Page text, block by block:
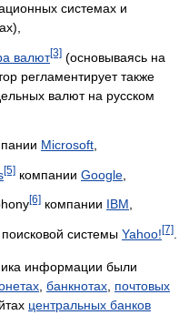
системах и
валют[3] (основываясь на
регламентирует также
валют на русском
Microsoft
[5] компании Google
[6] компании IBM
системы Yahoo![7]
информации были
банкнотах почтовых
центральных банков